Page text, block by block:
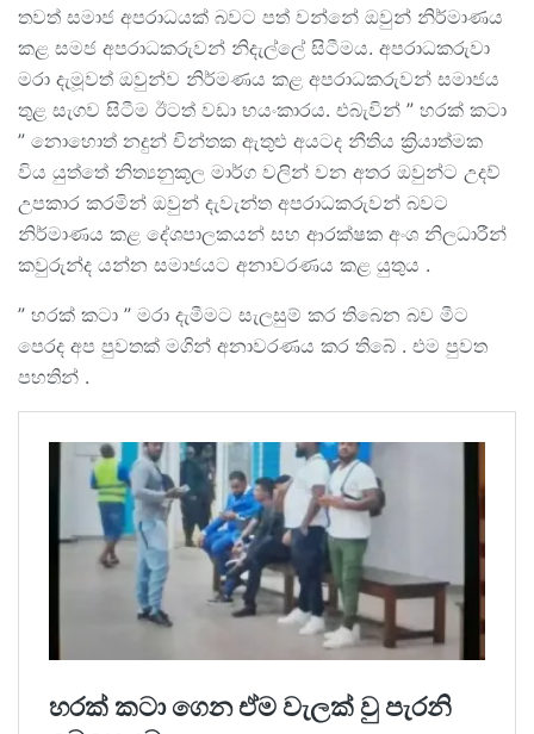
තවත් සමාජ අපරාධයක් බවට පත් වන්නේ ඔවුන් නිර්මාණය
කළ සමජ අපරාධකරුවන් නිදැල්ලේ සිටීමය. අපරාධකරුවා
මරා දැමූවත් ඔවුන්ව නිර්මණය කළ අපරාධකරුවන් සමාජය
තුළ සැගව සිටීම ඊටත් වඩා භයංකාරය. එබැවින් ” හරක් කටා
” නොහොත් නදුන් චින්තක ඇතුළු අයටද නීතිය ක්‍රියාත්මක
විය යුත්තේ නිත්‍යනුකූල මාර්ග වලින් වන අතර ඔවුන්ට උදව්
උපකාර කරමින් ඔවුන් දැවැන්ත අපරාධකරුවන් බවට
නිර්මාණය කළ දේශපාලකයන් සහ ආරක්ෂක අංශ නිලධාරීන්
කවුරුන්ද යන්න සමාජයට අනාවරණය කළ යුතුය .
” හරක් කටා ” මරා දැමීමට සැලසුම් කර තිබෙන බව මීට
පෙරද අප පුවතක් මගින් අනාවරණය කර තිබේ . එම පුවත
පහතින් .